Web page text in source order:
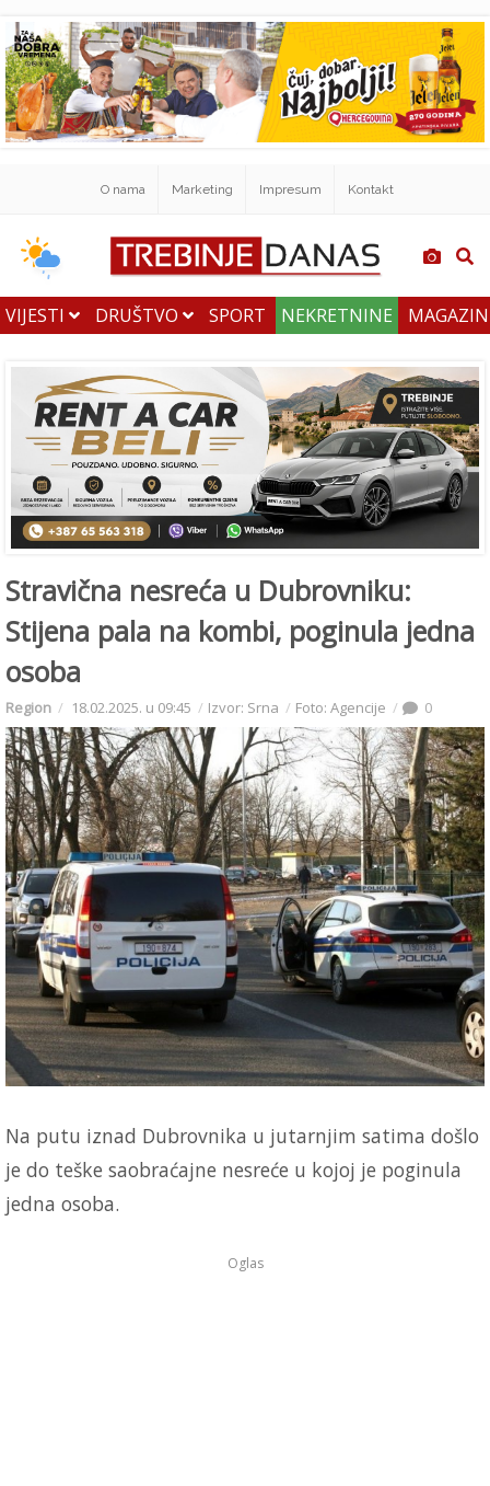
O nama Marketing Impresum Kontakt
VIJESTI DRUŠTVO SPORT NEKRETNINE
Stravična nesreća u Dubrovniku:
Stijena pala na kombi, poginula jedna
osoba
Region 18.02.2025. u 09:45 Izvor: Srna Foto: Agencije 0
Na putu iznad Dubrovnika u jutarnjim satima došlo
je do teške saobraćajne nesreće u kojoj je poginula
jedna osoba.
Oglas